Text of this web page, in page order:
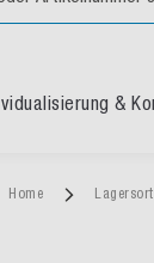
&
Home